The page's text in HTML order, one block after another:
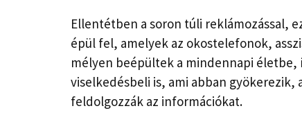
Ellentétben a soron túli reklámozással,
épül fel, amelyek az okostelefonok,
mélyen beépültek a mindennapi életbe,
viselkedésbeli is, ami abban
feldolgozzák az információkat.